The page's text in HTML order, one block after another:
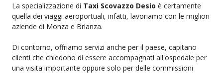
La specializzazione di Taxi Scovazzo Desio è certamente
quella dei viaggi aeroportuali, infatti, lavoriamo con le migliori
aziende di Monza e Brianza.
Di contorno, offriamo servizi anche per il paese, capitano
clienti che chiedono di essere accompagnati all'ospedale per
una visita importante oppure solo per delle commissioni